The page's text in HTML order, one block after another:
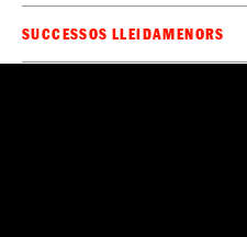
SUCCESSOS LLEIDAMENORS